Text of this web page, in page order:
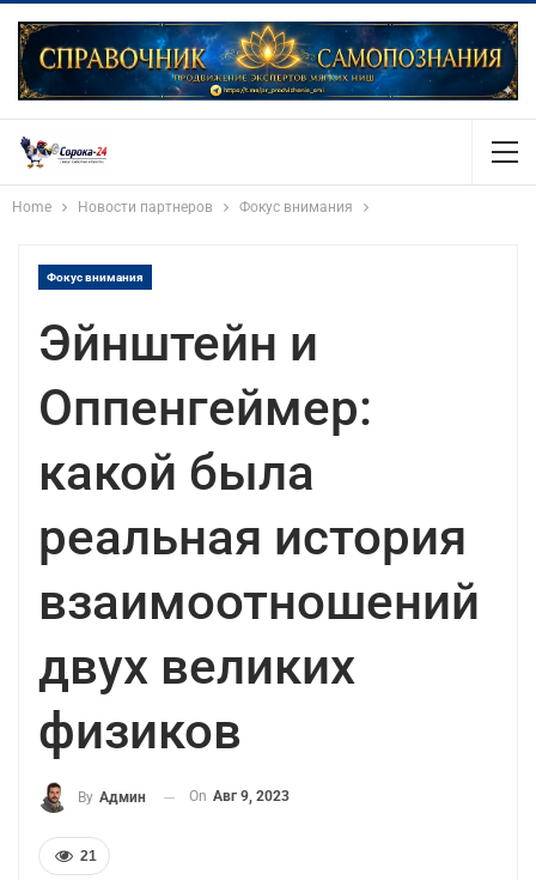
Home Новости партнеров Фокус внимания
Фокус внимания
Эйнштейн и
Оппенгеймер:
какой была
реальная история
взаимоотношений
двух великих
физиков
By Админ On Авг 9, 2023
21